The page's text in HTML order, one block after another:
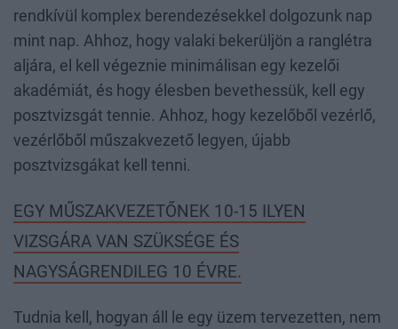
rendkívül komplex berendezésekkel dolgozunk nap
mint nap. Ahhoz, hogy valaki bekerüljön a ranglétra
aljára, el kell végeznie minimálisan egy kezelői
akadémiát, és hogy élesben bevethessük, kell egy
posztvizsgát tennie. Ahhoz, hogy kezelőből vezérlő,
vezérlőből műszakvezető legyen, újabb
posztvizsgákat kell tenni.
EGY MŰSZAKVEZETŐNEK 10-15 ILYEN
VIZSGÁRA VAN SZÜKSÉGE ÉS
NAGYSÁGRENDILEG 10 ÉVRE.
Tudnia kell, hogyan áll le egy üzem tervezetten, nem